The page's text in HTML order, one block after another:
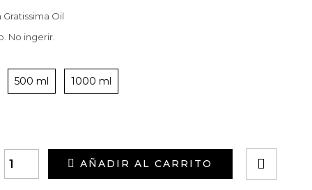
Gratissima Oil
No ingerir.
500 ml 1000 ml
AÑADIR AL CARRITO